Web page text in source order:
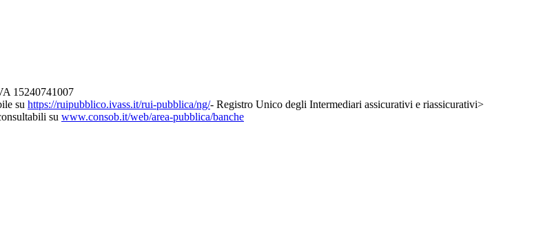
15240741007
su https://ruipubblico.ivass.it/rui-pubblica/ng/- Registro Unico degli Intermediari assicurativi e riassicurativi>
su www.consob.it/web/area-pubblica/banche